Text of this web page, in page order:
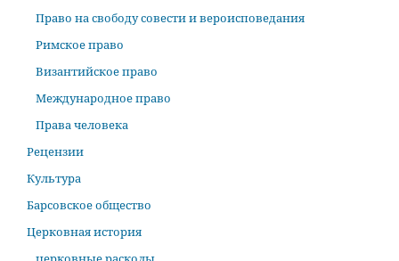
Право на свободу совести и вероисповедания
Римское право
Византийское право
Международное право
Права человека
Рецензии
Культура
Барсовское общество
Церковная история